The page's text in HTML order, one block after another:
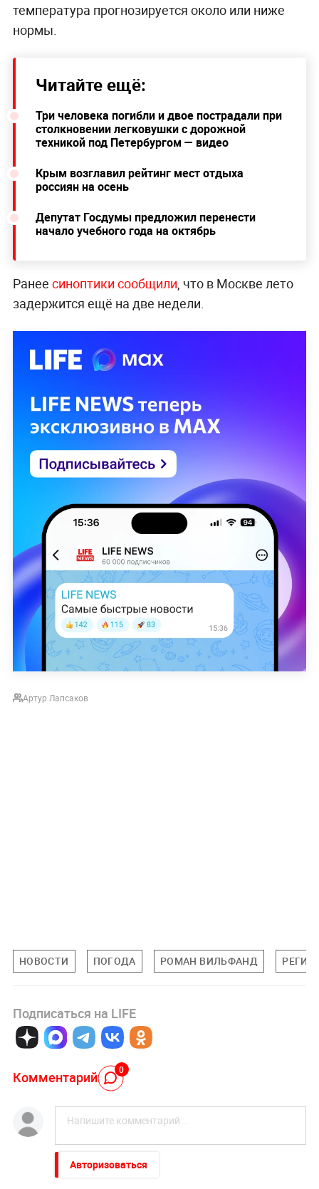
температура прогнозируется около или ниже
нормы.
Читайте ещё:
Три человека погибли и двое пострадали при
столкновении легковушки с дорожной
техникой под Петербургом — видео
Крым возглавил рейтинг мест отдыха
россиян на осень
Депутат Госдумы предложил перенести
начало учебного года на октябрь
Ранее синоптики сообщили , что в Москве лето
задержится ещё на две недели.
Артур Лапсаков
НОВОСТИ ПОГОДА РОМАН ВИЛЬФАНД
Подписаться на LIFE
Комментарий 0
Авторизоваться